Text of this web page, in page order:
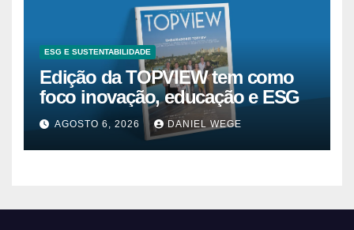
ESG E SUSTENTABILIDADE
Edição da TOPVIEW tem como
foco inovação, educação e ESG
AGOSTO 6, 2026 DANIEL WEGE